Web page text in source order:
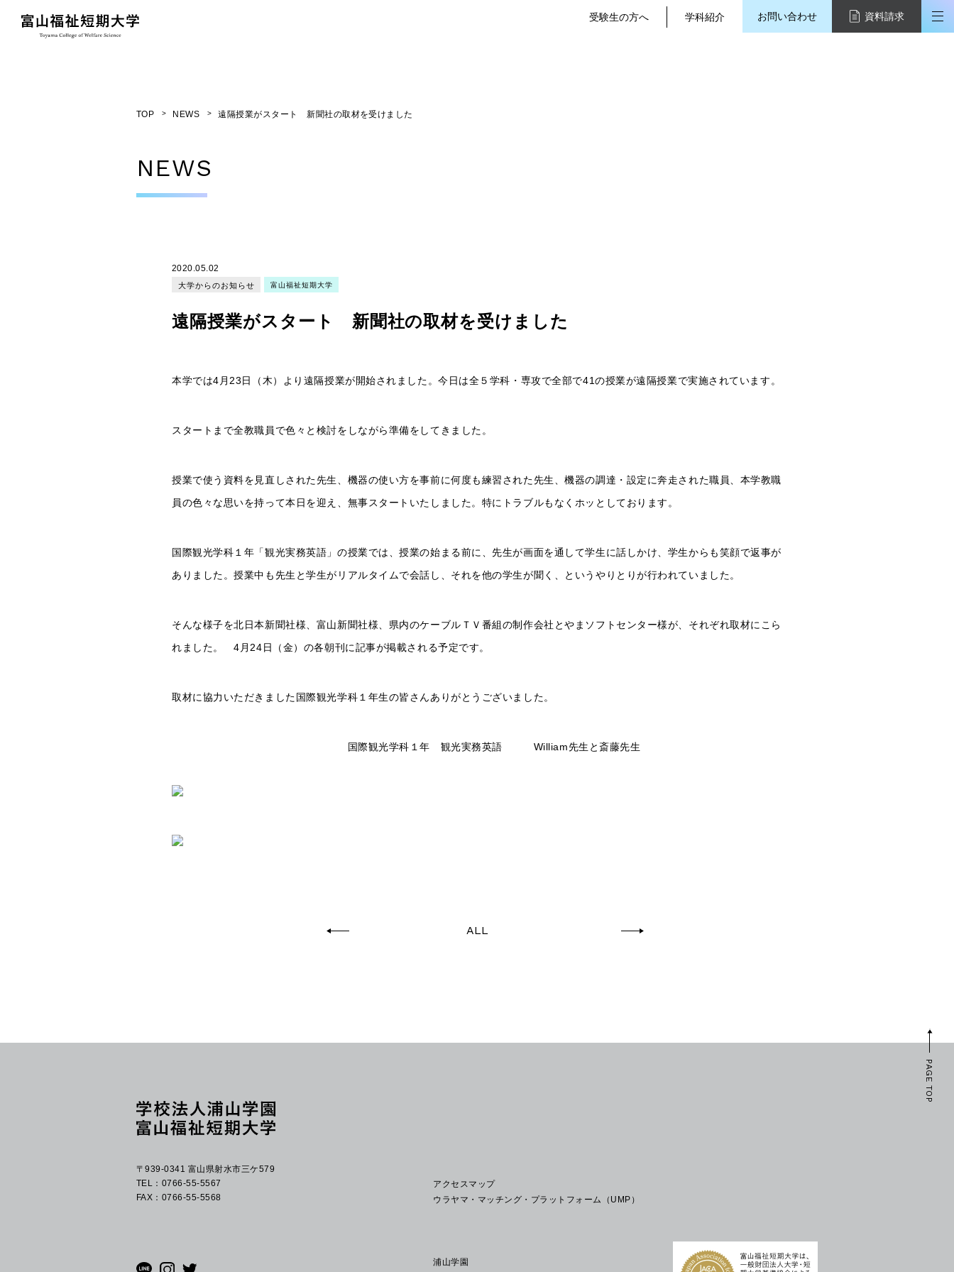
受験生の方へ 学科紹介 お問い合わせ 資料請求
TOP NEWS 遠隔授業がスタート 新聞社の取材を受けました
NEWS
2020.05.02
大学からのお知らせ 富山福祉短期大学
遠隔授業がスタート 新聞社の取材を受けました
本学では4月23日（木）より遠隔授業が開始されました。今日は全５学科・専攻で全部で41の授業が遠隔授業で実施されています。
スタートまで全教職員で色々と検討をしながら準備をしてきました。
授業で使う資料を見直しされた先生、機器の使い方を事前に何度も練習された先生、機器の調達・設定に奔走された職員、本学教職
員の色々な思いを持って本日を迎え、無事スタートいたしました。特にトラブルもなくホッとしております。
国際観光学科１年「観光実務英語」の授業では、授業の始まる前に、先生が画面を通して学生に話しかけ、学生からも笑顔で返事が
ありました。授業中も先生と学生がリアルタイムで会話し、それを他の学生が聞く、というやりとりが行われていました。
そんな様子を北日本新聞社様、富山新聞社様、県内のケーブルＴＶ番組の制作会社とやまソフトセンター様が、それぞれ取材にこら
れました。 4月24日（金）の各朝刊に記事が掲載される予定です。
取材に協力いただきました国際観光学科１年生の皆さんありがとうございました。
国際観光学科１年 観光実務英語 William先生と斎藤先生
ALL
〒939-0341 富山県射水市三ケ579
TEL：0766-55-5567
FAX：0766-55-5568
アクセスマップ
ウラヤマ・マッチング・プラットフォーム（UMP）
浦山学園
PAGE TOP